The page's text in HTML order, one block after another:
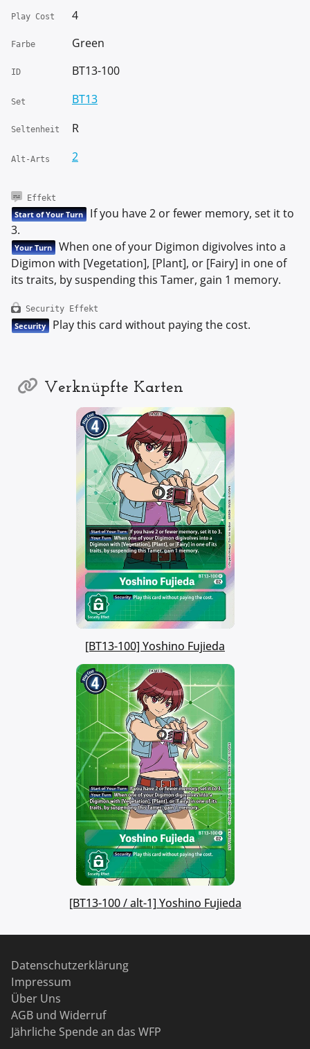
Play Cost 4
Farbe Green
ID BT13-100
Set BT13
Seltenheit R
Alt-Arts 2
Effekt
Start of Your Turn
If you have 2 or fewer memory, set it to
3.
Your Turn
When one of your Digimon digivolves into a
Digimon with [Vegetation], [Plant], or [Fairy] in one of
its traits, by suspending this Tamer, gain 1 memory.
Security Effekt
Security Play this card without paying the cost.
Verknüpfte Karten
[BT13-100] Yoshino Fujieda
[BT13-100 / alt-1] Yoshino Fujieda
Datenschutzerklärung
Impressum
Über Uns
AGB und Widerruf
Jährliche Spende an das WFP